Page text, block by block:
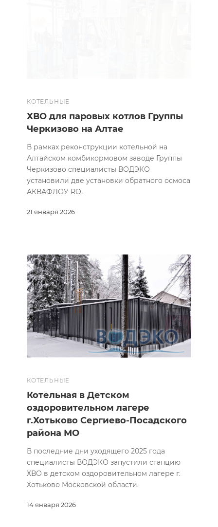
КОТЕЛЬНЫЕ
21 января 2026
ХВО для паровых котлов Группы
Черкизово на Алтае
В рамках реконструкции котельной на
Алтайском комбикормовом заводе Группы
Черкизово специалисты ВОДЭКО
установили две установки обратного осмоса
АКВАФЛОУ RO.
КОТЕЛЬНЫЕ
14 января 2026
Котельная в Детском
оздоровительном лагере
г.Хотьково Сергиево-Посадского
района МО
В последние дни уходящего 2025 года
специалисты ВОДЭКО запустили станцию
ХВО в детском оздоровительном лагере г.
Хотьково Московской области.